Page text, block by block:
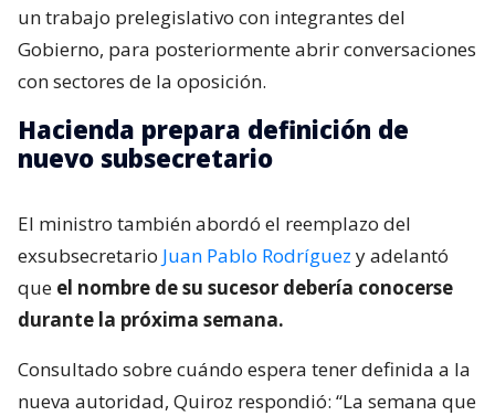
un trabajo prelegislativo con integrantes del
Gobierno, para posteriormente abrir conversaciones
con sectores de la oposición.
Hacienda prepara definición de
nuevo subsecretario
El ministro también abordó el reemplazo del
exsubsecretario Juan Pablo Rodríguez y adelantó
que el nombre de su sucesor debería conocerse
durante la próxima semana.
Consultado sobre cuándo espera tener definida a la
nueva autoridad, Quiroz respondió: “La semana que